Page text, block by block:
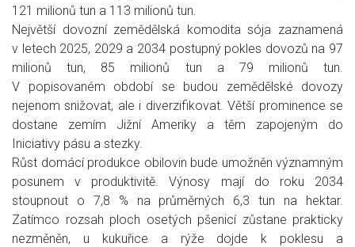
121 milionů tun a 113 milionů tun.
Největší dovozní zemědělská komodita sója zaznamená
v letech 2025, 2029 a 2034 postupný pokles dovozů na 97
milionů tun, 85 milionů tun a 79 milionů tun.
V popisovaném období se budou zemědělské dovozy
nejenom snižovat, ale i diverzifikovat. Větší prominence se
dostane zemím Jižní Ameriky a těm zapojeným do
Iniciativy pásu a stezky.
Růst domácí produkce obilovin bude umožněn významným
posunem v produktivitě. Výnosy mají do roku 2034
stoupnout o 7,8 % na průměrných 6,3 tun na hektar.
Zatímco rozsah ploch osetých pšenicí zůstane prakticky
nezměněn, u kukuřice a rýže dojde k poklesu a